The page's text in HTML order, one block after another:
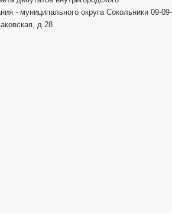
- муниципального округа Сокольники 09-09-
д.28